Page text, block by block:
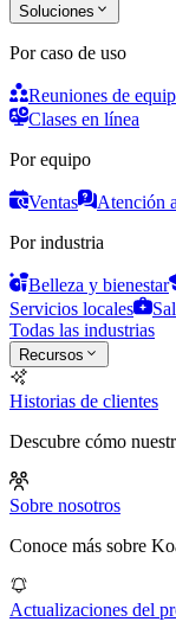
Soluciones
Por caso de uso
Reuniones de
Clases en línea
Por equipo
Ventas Atención
Por industria
Belleza y bienestar
Servicios locales
Todas las industrias
Recursos
Historias de clientes
Descubre cómo
Sobre nosotros
Conoce más sobre
Actualizaciones del